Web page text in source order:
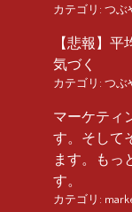
カテゴリ: つぶ
【悲報】
気づく
カテゴリ: つぶ
マーケティ
す。そして
ます。もっ
す。
カテゴリ: